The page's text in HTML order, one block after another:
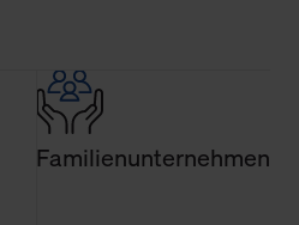
Familienunternehmen